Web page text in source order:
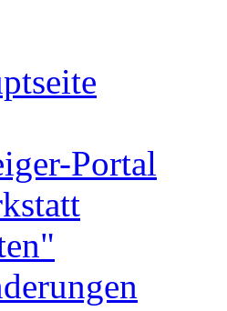
Portal